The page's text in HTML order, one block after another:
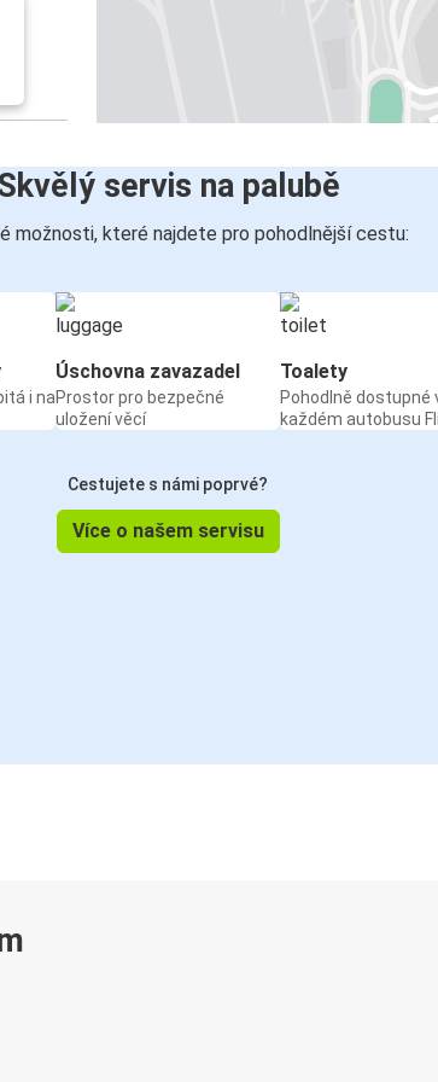
servis na palubě
možnosti, které najdete pro pohodlnější cestu:
i na
Úschovna zavazadel
Prostor pro bezpečné
uložení věcí
Toalety
Pohodlně dostupné
každém autobusu
Cestujete s námi poprvé?
Více o našem servisu